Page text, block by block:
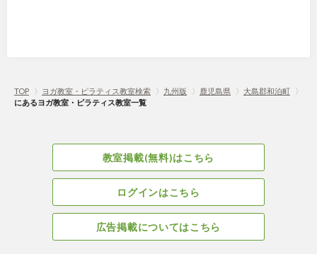
TOP 〉 ヨガ教室・ピラティス教室検索 〉 九州版 〉 鹿児島県 〉 大島郡和泊町
〉
にあるヨガ教室・ピラティス教室一覧
教室掲載(無料)はこちら
ログインはこちら
広告掲載についてはこちら